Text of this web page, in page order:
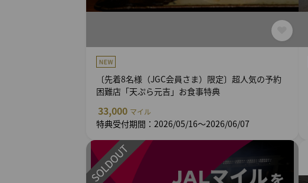
〔先着8名様（JGC会員さま）限定〕超人気の予約
困難店「天ぷら元吉」お食事特典
33,000 マイル
特典受付期間：2026/05/16～2026/06/07